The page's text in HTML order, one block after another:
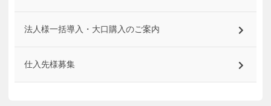
法人様一括導入・大口購入のご案内
仕入先様募集